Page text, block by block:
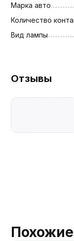
Марка авто
Количество
Вид лампы
Отзывы